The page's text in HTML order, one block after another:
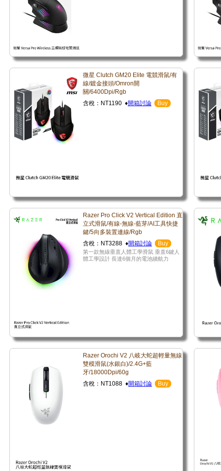
微星 Clutch GM20 Elite 電競滑鼠/有
線/鍍金接頭/Omron開
關/6400Dpi/Rgb
含稅：NT1190 ♦開箱討論 Buy
Razer Pro Click V2 Vertical Edition 直
立式滑鼠/有線-無線-藍芽/AI工具快捷
鍵/5向多裝置連線/Rgb
含稅：NT3288 ♦開箱討論 Buy
第一款無線垂直人體工學滑鼠 垂直6鍵人
體工學設計 長達6個月的電池續航力
Razer Orochi V2 八岐大蛇超輕量無線
雙模滑鼠(水銀白)/2.4G+藍
牙/18000Dpi/60g
含稅：NT1088 ♦開箱討論 Buy